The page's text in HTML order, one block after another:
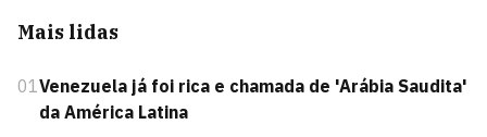
Mais lidas
01Venezuela já foi rica e chamada de 'Arábia Saudita'
da América Latina